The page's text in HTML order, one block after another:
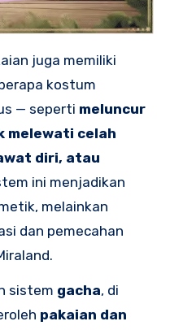
juga memiliki
kostum
— seperti meluncur
melewati celah
diri, atau
ini menjadikan
melainkan
dan pemecahan
sistem gacha, di
pakaian dan